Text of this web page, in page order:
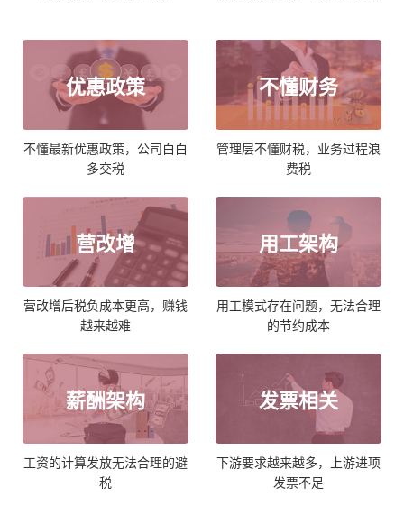
优惠政策
不懂最新优惠政策，公司白白
多交税
不懂财务
管理层不懂财税，业务过程浪
费税
营改增
营改增后税负成本更高，赚钱
越来越难
用工架构
用工模式存在问题，无法合理
的节约成本
薪酬架构
工资的计算发放无法合理的避
税
发票相关
下游要求越来越多，上游进项
发票不足